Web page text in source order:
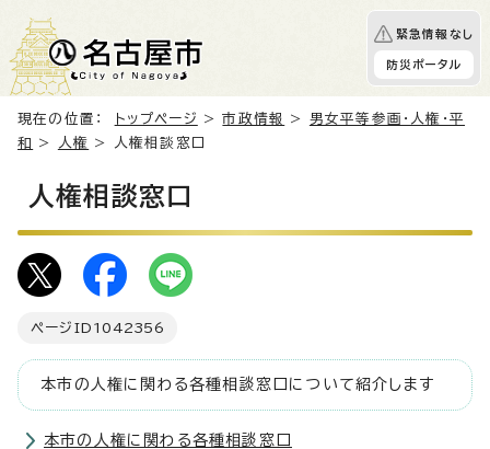
緊急情報なし
防災ポータル
現在の位置： トップページ >市政情報 > 男女平等参画・人権・平
和
> 人権 > 人権相談窓口
人権相談窓口
ページID 1042356
本市の人権に関わる各種相談窓口について紹介します
本市の人権に関わる各種相談窓口